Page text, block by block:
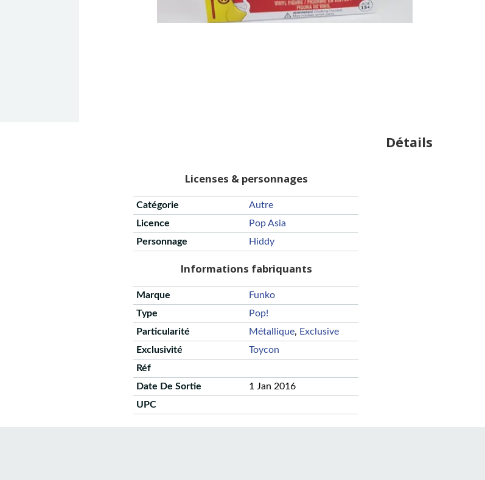
Détails
Licenses & personnages
Catégorie
Autre
Licence
Pop Asia
Personnage
Hiddy
Informations fabriquants
Marque
Funko
Type
Pop!
Particularité
Métallique, Exclusive
Exclusivité
Toycon
Réf
Date De Sortie
1 Jan 2016
UPC